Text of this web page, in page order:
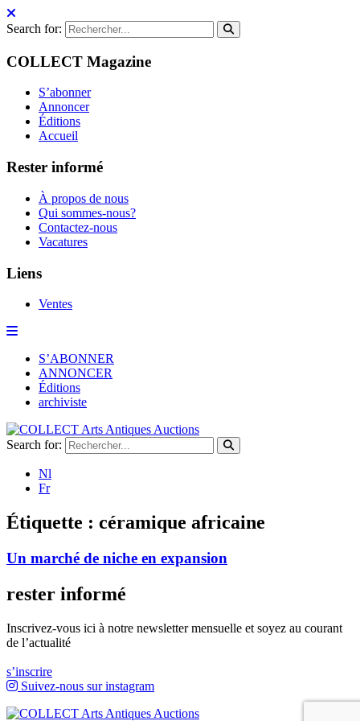
Search for:
COLLECT Magazine
S’abonner
Annoncer
Éditions
Accueil
Rester informé
À propos de nous
Qui sommes-nous?
Contactez-nous
Vacatures
Liens
Ventes
S’ABONNER
ANNONCER
Éditions
archiviste
Search for:
Nl
Fr
Étiquette : céramique africaine
Un marché de niche en expansion
rester informé
Inscrivez-vous ici à notre newsletter mensuelle et soyez au courant
de l’actualité
s’inscrire
Suivez-nous sur instagram